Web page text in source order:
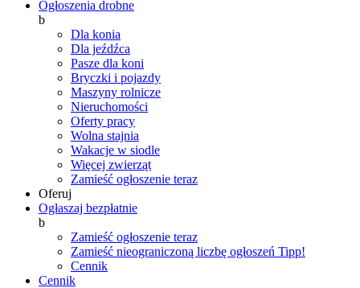
Ogłoszenia drobne
b
Dla konia
Dla jeźdźca
Pasze dla koni
Bryczki i pojazdy
Maszyny rolnicze
Nieruchomości
Oferty pracy
Wolna stajnia
Wakacje w siodle
Więcej zwierząt
Zamieść ogłoszenie teraz
Oferuj
Ogłaszaj bezpłatnie
b
Zamieść ogłoszenie teraz
Zamieść nieograniczoną liczbę ogłoszeń Tipp!
Cennik
Cennik